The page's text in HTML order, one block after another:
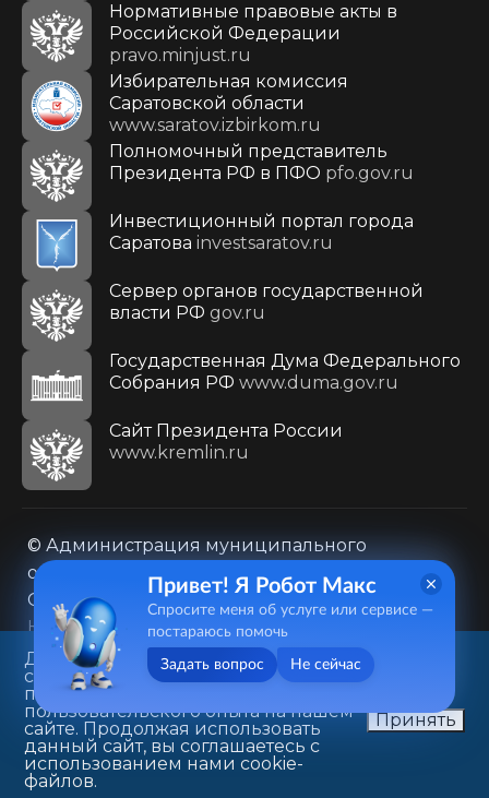
Нормативные правовые акты в
Российской Федерации
pravo.minjust.ru
Избирательная комиссия
Саратовской области
www.saratov.izbirkom.ru
Полномочный представитель
Президента РФ в ПФО pfo.gov.ru
Инвестиционный портал города
Саратова investsaratov.ru
Сервер органов государственной
власти РФ gov.ru
Государственная Дума Федерального
Собрания РФ www.duma.gov.ru
Cайт Президента России
www.kremlin.ru
© Администрация муниципального
образования городского округа «Город
Саратов»
Контакты
Карта сайта
Политика в отношении обработки
персональных данных
410031, г. Саратов, ул. Первомайская, д. 78
+7(8452)26-02-49
Данный веб-сайт использует
cookie-файлы в целях
предоставления вам лучшего
пользовательского опыта на нашем
сайте. Продолжая использовать
данный сайт, вы соглашаетесь с
использованием нами cookie-
файлов.
Принять
Привет! Я Робот Макс
Спросите меня об услуге или сервисе —
постараюсь помочь
Задать вопрос Не сейчас